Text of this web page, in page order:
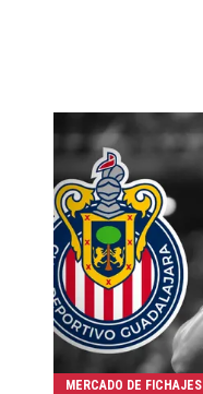
MERCADO DE FICHAJES